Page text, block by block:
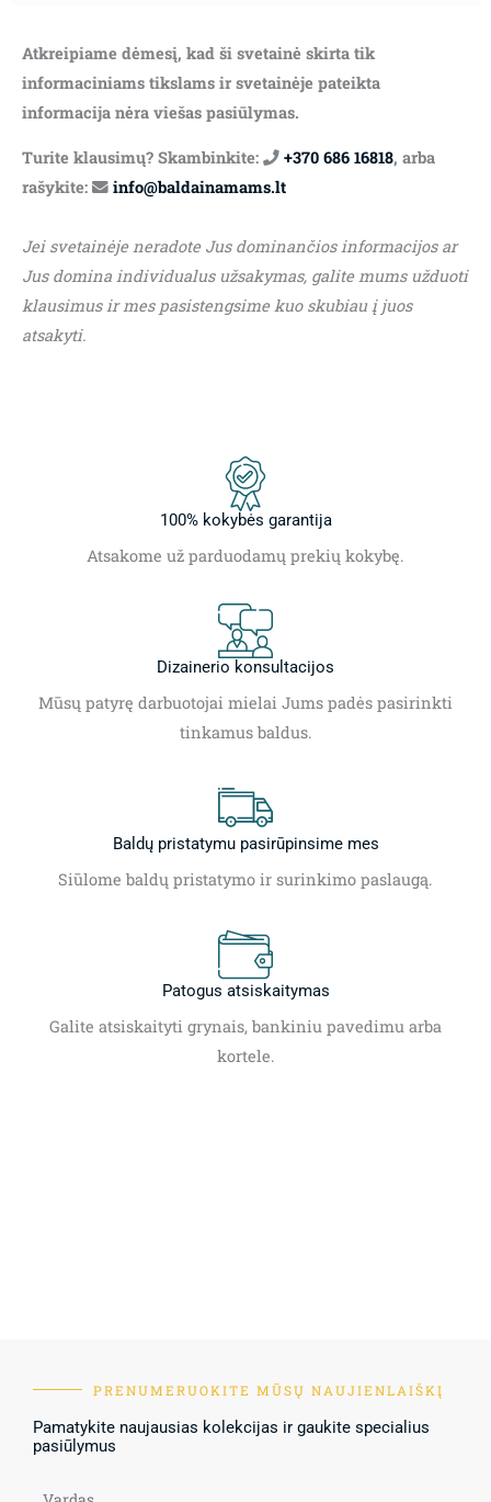
Atkreipiame dėmesį, kad ši svetainė skirta tik
informaciniams tikslams ir svetainėje pateikta
informacija nėra viešas pasiūlymas.
Turite klausimų? Skambinkite: +370 686 16818, arba
rašykite:
info@baldainamams.lt
Jei svetainėje neradote Jus dominančios informacijos ar
Jus domina individualus užsakymas, galite mums užduoti
klausimus ir mes pasistengsime kuo skubiau į juos
atsakyti.
100% kokybės garantija
Atsakome už parduodamų prekių kokybę.
Dizainerio konsultacijos
Mūsų patyrę darbuotojai mielai Jums padės pasirinkti
tinkamus baldus.
Baldų pristatymu pasirūpinsime mes
Siūlome baldų pristatymo ir surinkimo paslaugą.
Patogus atsiskaitymas
Galite atsiskaityti grynais, bankiniu pavedimu arba
kortele.
PRENUMERUOKITE MŪSŲ NAUJIENLAIŠKĮ
Pamatykite naujausias kolekcijas ir gaukite specialius
pasiūlymus